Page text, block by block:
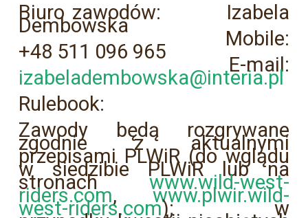
Biuro zawodów: Izabela
Dembowska
Mobile:
+48 511 096 965
E-mail:
izabeladembowska@interia.pl
Rulebook:
Zawody będą rozgrywane
zgodnie z aktualnymi
przepisami PLWiR (do wglądu
w siedzibie PLWiR lub na
stronach www.wild-west-
riders.com,www.plwir.wild-
west-riders.com); w